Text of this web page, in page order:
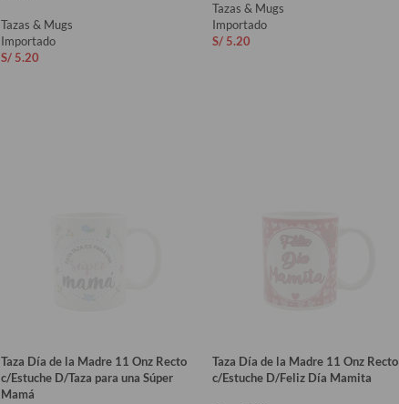
Tazas & Mugs
Importado
S/ 5.20
Tazas & Mugs
Importado
S/ 5.20
Taza Día de la Madre 11 Onz Recto
c/Estuche D/Taza para una Súper
Mamá
Taza Día de la Madre 11 Onz Recto
c/Estuche D/Feliz Día Mamita